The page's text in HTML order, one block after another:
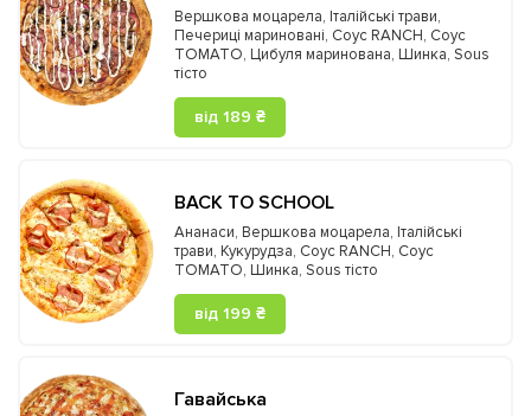
Вершкова моцарела, Італійські трави,
Печериці мариновані, Соус RANCH, Соус
TOMATO, Цибуля маринована, Шинка, Sous
тісто
від 189 ₴
BACK TO SCHOOL
Ананаси, Вершкова моцарела, Італійські
трави, Кукурудза, Соус RANCH, Соус
TOMATO, Шинка, Sous тісто
від 199 ₴
Гавайська